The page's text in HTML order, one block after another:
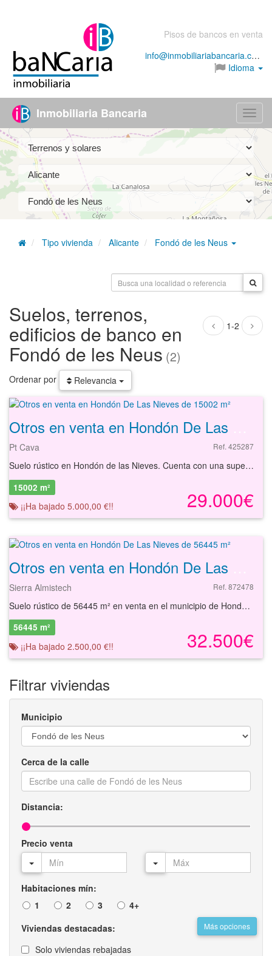
Pisos de bancos en venta
info@inmobiliariabancaria.com
Idioma
Menú
Inmobiliaria Bancaria
Tipo vivienda Alicante Fondó de les Neus
1-2
Suelos, terrenos,
edificios de banco en
Fondó de les Neus (2)
Ordenar por Relevancia
Pt Cava Ref. 425287
Suelo rústico en Hondón de las Nieves. Cuenta con una superfície de 15002 m². Ubicado en una zona rural de uso agrícola con buen acceso a carreteras. Podrá conocer las posibilidades reales de este solar y valorar sus posibilidades de inversión. Empiece ahora mismo pidiendo más información. Un responsable cercano a usted le atenderá personalmente.
29.000€
15002 m²
¡¡Ha bajado 5.000,00 €!!
Sierra Almistech Ref. 872478
Suelo rústico de 56445 m² en venta en el municipio de Hondón de las Nieves, Alicante. Se trata de un suelo urbanizable de 56.445 m² de carácter rústico. El suelo se sitúa en el paraje Sierra Almistech, a 1 kilómetro de la población, teniendo buenos accesos por carretera. Es, por tanto, una opción interesante para invertir dada las posibilidades que ofrece. Con nuestros servicios podrá conocer las posibilidades reales de este suelo y valorar sus posibilidades de inversión. Empiece ahora mismo pidiendo más información. Un responsable cercano a usted le atenderá personalmente. . La información contenida en este anuncio respecto de este inmueble no constituye una oferta contractual. Será la persona o personas interesadas en la compra del inmueble quienes presenten su oferta que quedará siempre sujeta a aprobación expresa por parte de la propietaria del inmueble
32.500€
56445 m²
¡¡Ha bajado 2.500,00 €!!
Filtrar viviendas
Municipio
Cerca de la calle
Distancia:
Precio venta
Habitaciones mín:
1
2 3 4+
Más opciones
Viviendas destacadas:
Solo viviendas rebajadas